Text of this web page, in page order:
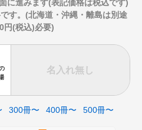
に進みます(表記価格は税込です)
す。(北海道・沖縄・離島は別途
円(税込)必要)
名入れ無し
300冊〜 400冊〜 500冊〜